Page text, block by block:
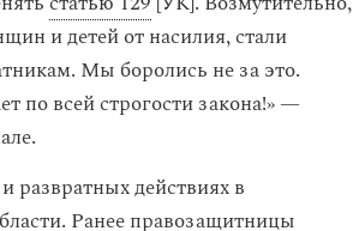
и детей от насилия, стали
Мы боролись не за это.
по всей строгости закона!» —
развратных действиях в
Ранее правозащитницы